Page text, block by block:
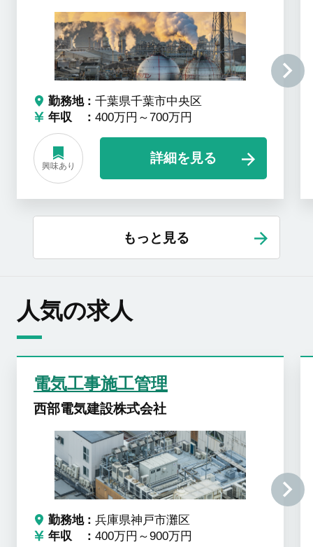
勤務地
千葉県千葉市中央区
年収
400万円～700万円
興味あり
詳細を見る
もっと見る
人気の求人
電気工事施工管理
西部電気建設株式会社
勤務地
兵庫県神戸市灘区
年収
400万円～900万円